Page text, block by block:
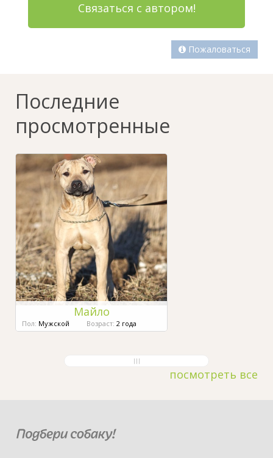
Связаться с автором!
Пожаловаться
Последние
просмотренные
Майло
Пол: Мужской Возраст: 2 года
посмотреть все